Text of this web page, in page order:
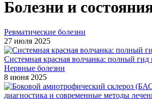
Болезни и
Ревматические болезни
27 июля 2025
Системная красная волчанка: полный гид
Нервные болезни
8 июня 2025